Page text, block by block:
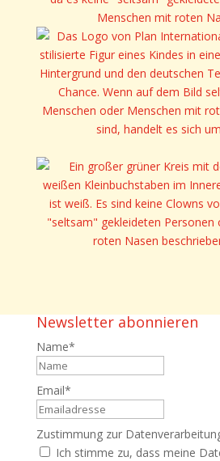
Newsletter abonnieren
Name*
Email*
Zustimmung zur
Ich stimme zu, dass meine